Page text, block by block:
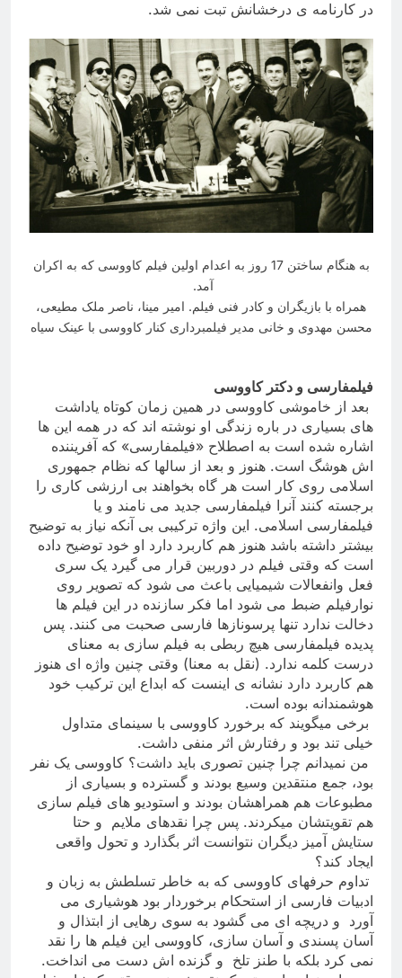
در کارنامه ی درخشانش تبت نمی شد.
به هنگام ساختن 17 روز به اعدام اولین فیلم کاووسی که به اکران
آمد.
همراه با بازیگران و کادر فنی فیلم. امیر مینا، ناصر ملک مطیعی،
محسن مهدوی و خانی مدیر فیلمبرداری کنار کاووسی با عینک سیاه
فیلمفارسی و دکتر کاووسی
بعد از خاموشی کاووسی در همین زمان کوتاه یاداشت
های بسیاری در باره زندگی او نوشته اند که در همه این ها
اشاره شده است به اصطلاح «فیلمفارسی» که آفریننده
اش هوشگ است. هنوز و بعد از سالها که نظام جمهوری
اسلامی روی کار است هر گاه بخواهند بی ارزشی کاری را
برجسته کنند آنرا فیلمفارسی جدید می نامند و یا
فیلمفارسی اسلامی. این واژه ترکیبی بی آنکه نیاز به توضیح
بیشتر داشته باشد هنوز هم کاربرد دارد او خود توضیح داده
است که وقتی فیلم در دوربین قرار می گیرد یک سری
فعل وانفعالات شیمیایی باعث می شود که تصویر روی
نوارفیلم ضبط می شود اما فکر سازنده در این فیلم ها
دخالت ندارد تنها پرسونازها فارسی صحبت می کنند. پس
پدیده فیلمفارسی هیچ ربطی به فیلم سازی به معنای
درست کلمه ندارد. (نقل به معنا) وقتی چنین واژه ای هنوز
هم کاربرد دارد نشانه ی اینست که ابداع این ترکیب خود
هوشمندانه بوده است.
برخی میگویند که برخورد کاووسی با سینمای متداول
خیلی تند بود و رفتارش اثر منفی داشت.
من نمیدانم چرا چنین تصوری باید داشت؟ کاووسی یک نفر
بود، جمع منتقدین وسیع بودند و گسترده و بسیاری از
مطبوعات هم همراهشان بودند و استودیو های فیلم سازی
هم تقویتشان میکردند. پس چرا نقدهای ملایم و حتا
ستایش آمیز دیگران نتوانست اثر بگذارد و تحول واقعی
ایجاد کند؟
تداوم حرفهای کاووسی که به خاطر تسلطش به زبان و
ادبیات فارسی از استحکام برخوردار بود هوشیاری می
آورد و دریچه ای می گشود به سوی رهایی از ابتذال و
آسان پسندی و آسان سازی، کاووسی این فیلم ها را نقد
نمی کرد بلکه با طنز تلخ و گزنده اش دست می انداخت.